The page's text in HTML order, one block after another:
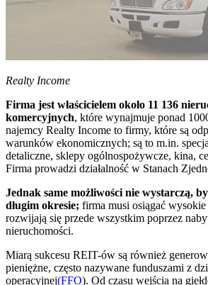
Realty Income
Firma jest właścicielem około 11 136
komercyjnych, które wynajmuje ponad
najemcy Realty Income to firmy, które są
warunków ekonomicznych; są to m.in.
detaliczne, sklepy ogólnospożywcze, kina,
Firma prowadzi działalność w Stanach
Jednak same możliwości nie wystarczą,
długim okresie; firma musi osiągać
rozwijają się przede wszystkim poprzez
nieruchomości.
Miarą sukcesu REIT-ów są również
pieniężne, często nazywane funduszami z
operacyjnej(FFO). Od czasu wejścia na